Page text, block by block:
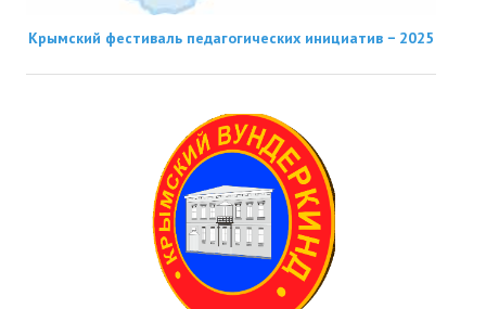
Крымский фестиваль педагогических инициатив − 2025